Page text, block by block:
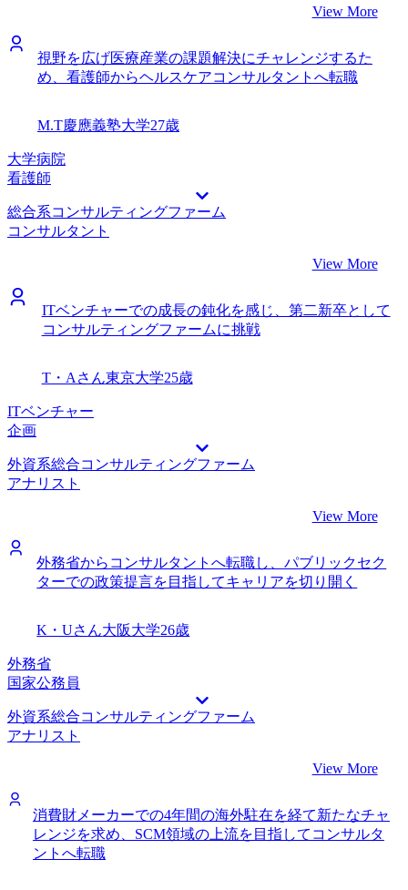
View More
視野を広げ医療産業の課題解決にチャレンジするた
め、看護師からヘルスケアコンサルタントへ転職
M.T慶應義塾大学27歳
大学病院
看護師
総合系コンサルティングファーム
コンサルタント
View More
ITベンチャーでの成長の鈍化を感じ、第二新卒として
コンサルティングファームに挑戦
T・Aさん東京大学25歳
ITベンチャー
企画
外資系総合コンサルティングファーム
アナリスト
View More
外務省からコンサルタントへ転職し、パブリックセク
ターでの政策提言を目指してキャリアを切り開く
K・Uさん大阪大学26歳
外務省
国家公務員
外資系総合コンサルティングファーム
アナリスト
View More
消費財メーカーでの4年間の海外駐在を経て新たなチャ
レンジを求め、SCM領域の上流を目指してコンサルタ
ントへ転職